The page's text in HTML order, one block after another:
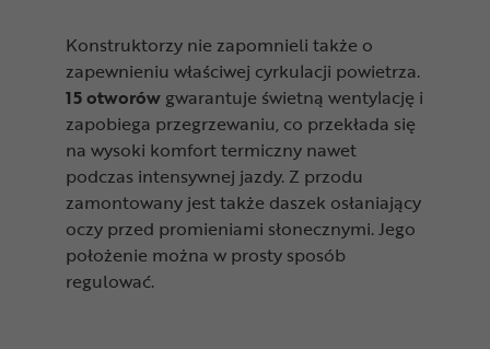
Konstruktorzy nie zapomnieli także o
zapewnieniu właściwej cyrkulacji powietrza.
15 otworów gwarantuje świetną wentylację i
zapobiega przegrzewaniu, co przekłada się
na wysoki komfort termiczny nawet
podczas intensywnej jazdy. Z przodu
zamontowany jest także daszek osłaniający
oczy przed promieniami słonecznymi. Jego
położenie można w prosty sposób
regulować.